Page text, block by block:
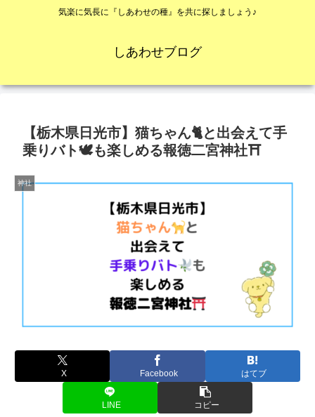
気楽に気長に『しあわせの種』を共に探しましょう♪
しあわせブログ
【栃木県日光市】猫ちゃん🐈と出会えて手
乗りバト🕊も楽しめる報徳二宮神社⛩
神社
X Facebook はてブ
LINE コピー